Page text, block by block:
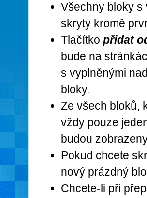
Všechny bloky s
skryty kromě
Tlačítko přidat
bude na
s vyplněnými
bloky.
Ze všech bloků,
vždy pouze
budou
Pokud chcete
nový prázdný
Chcete-li při